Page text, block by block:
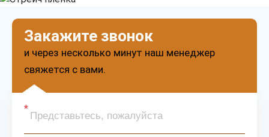
Закажите звонок
и через несколько минут наш менеджер
свяжется с вами.